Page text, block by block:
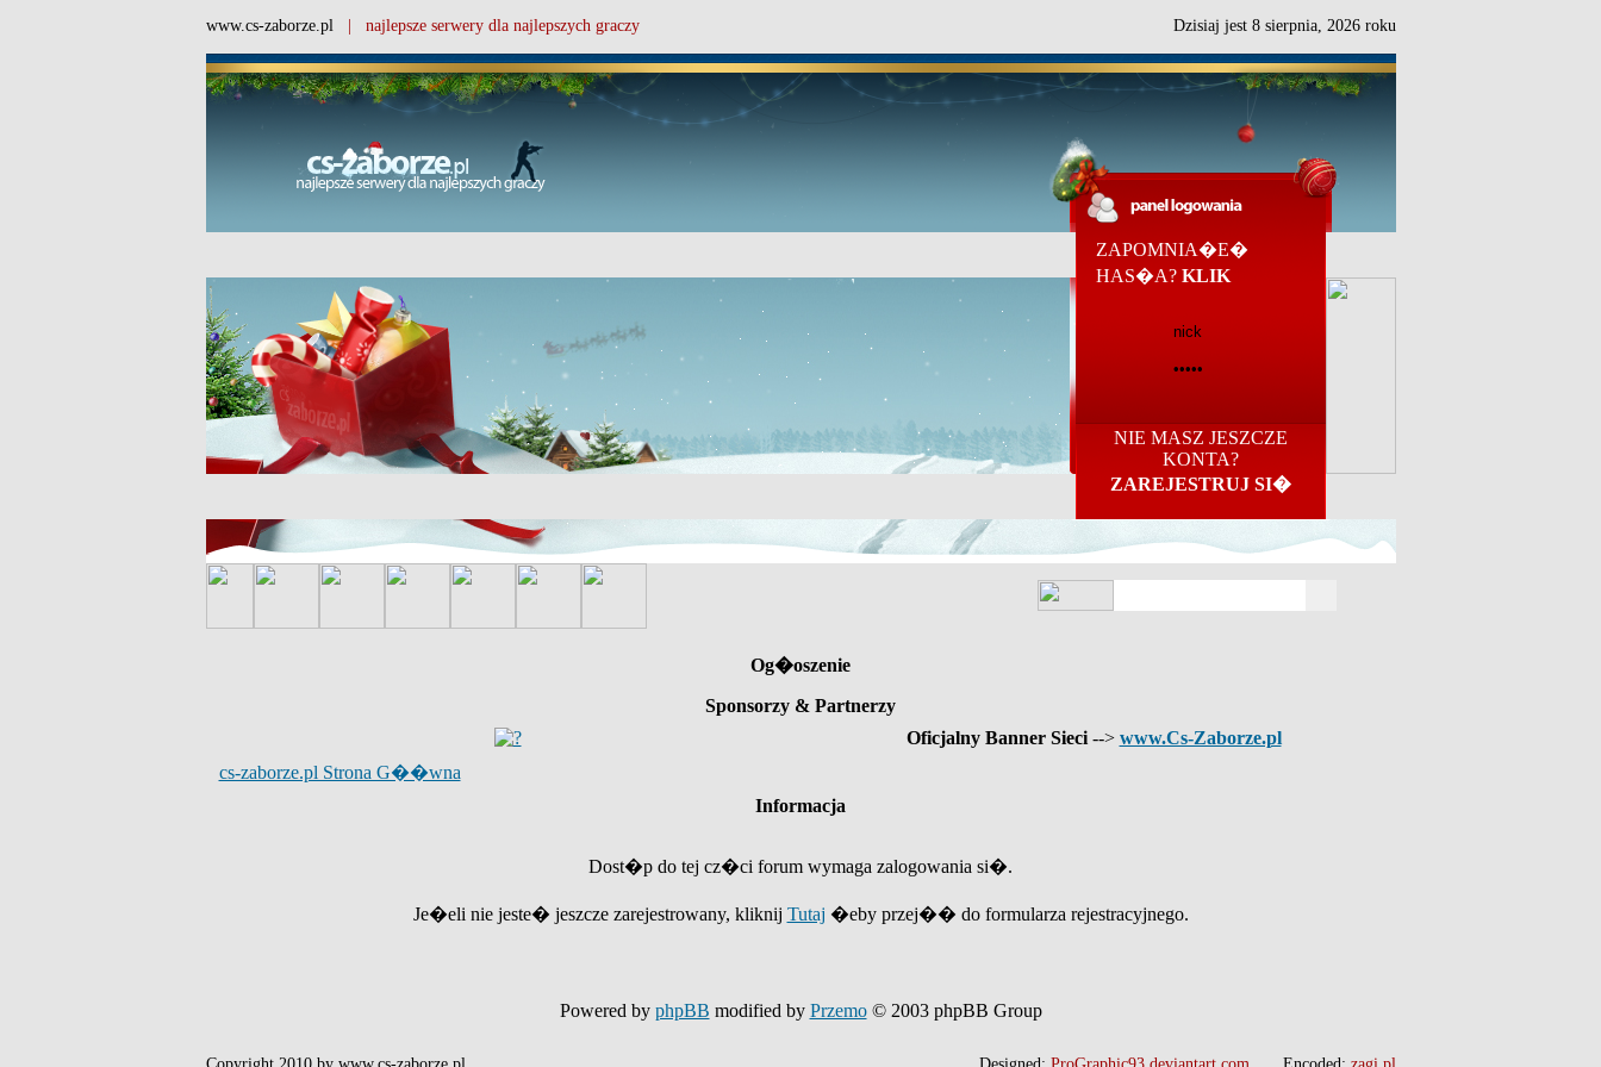
www.cs-zaborze.pl | najlepsze serwery dla najlepszych graczy Dzisiaj jest 8 sierpnia, 2026 roku
ZAPOMNIA�E�
HAS�A? KLIK
NIE MASZ JESZCZE
KONTA?
ZAREJESTRUJ SI�
Og�oszenie
Sponsorzy & Partnerzy
Oficjalny Banner Sieci --> www.Cs-Zaborze.pl
cs-zaborze.pl Strona G��wna
Informacja
Dost�p do tej cz�ci forum wymaga zalogowania si�.
Je�eli nie jeste� jeszcze zarejestrowany, kliknij Tutaj �eby przej�� do formularza rejestracyjnego.
Powered by phpBB modified by Przemo© 2003 phpBB Group